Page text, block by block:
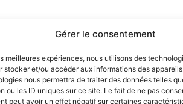
Gérer le consentement
meilleures expériences, nous utilisons des
stocker et/ou accéder aux informations des
nous permettra de traiter des données telles
ou les ID uniques sur ce site. Le fait de ne pas
peut avoir un effet négatif sur certaines